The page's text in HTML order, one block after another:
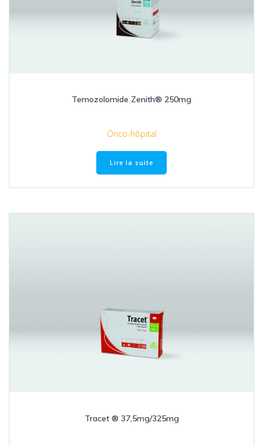
Temozolomide Zenith® 250mg
Onco-hôpital
Lire la suite
Tracet ® 37,5mg/325mg